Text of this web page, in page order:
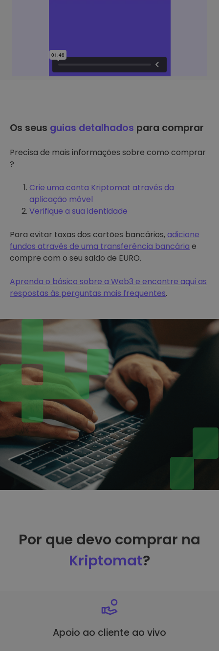
Os seus guias detalhados para comprar
Precisa de mais informações sobre como comprar
?
Crie uma conta Kriptomat através da
aplicação móvel
Verifique a sua identidade
Para evitar taxas dos cartões bancários,adicione
fundos através de uma transferência bancária e
compre com o seu saldo de EURO.
Aprenda o básico sobre a Web3 e encontre aqui as
respostas às perguntas mais frequentes.
Por que devo comprar na
Kriptomat?
Apoio ao cliente ao vivo